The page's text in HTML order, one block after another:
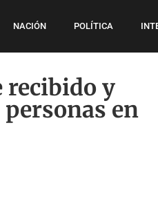
NACIÓN POLÍTICA
recibido y
en